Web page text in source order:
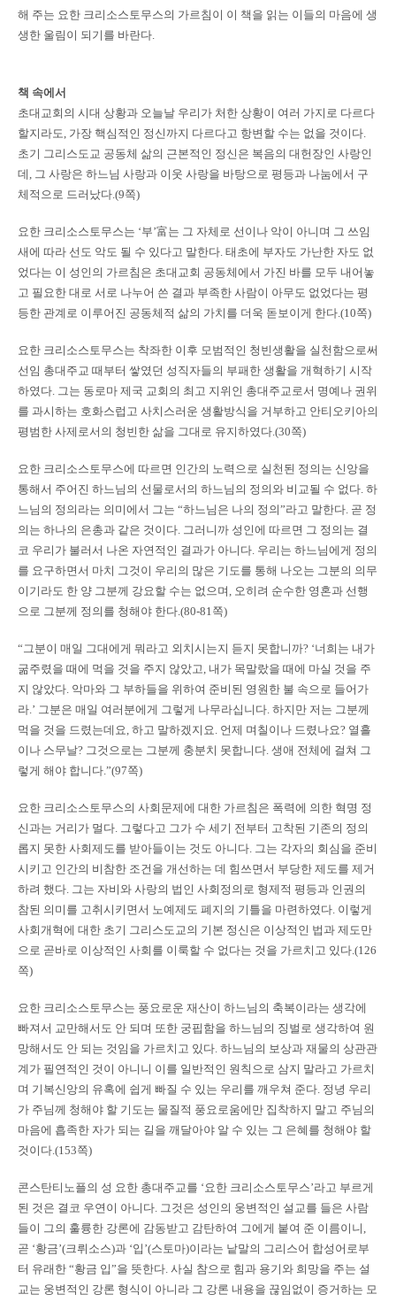
해 주는 요한 크리소스토무스의 가르침이 이 책을 읽는 이들의 마음에 생
생한 울림이 되기를 바란다.
책 속에서
초대교회의 시대 상황과 오늘날 우리가 처한 상황이 여러 가지로 다르다
할지라도, 가장 핵심적인 정신까지 다르다고 항변할 수는 없을 것이다.
초기 그리스도교 공동체 삶의 근본적인 정신은 복음의 대헌장인 사랑인
데, 그 사랑은 하느님 사랑과 이웃 사랑을 바탕으로 평등과 나눔에서 구
체적으로 드러났다.(9쪽)
요한 크리소스토무스는 ‘부’富는 그 자체로 선이나 악이 아니며 그 쓰임
새에 따라 선도 악도 될 수 있다고 말한다. 태초에 부자도 가난한 자도 없
었다는 이 성인의 가르침은 초대교회 공동체에서 가진 바를 모두 내어놓
고 필요한 대로 서로 나누어 쓴 결과 부족한 사람이 아무도 없었다는 평
등한 관계로 이루어진 공동체적 삶의 가치를 더욱 돋보이게 한다.(10쪽)
요한 크리소스토무스는 착좌한 이후 모범적인 청빈생활을 실천함으로써
선임 총대주교 때부터 쌓였던 성직자들의 부패한 생활을 개혁하기 시작
하였다. 그는 동로마 제국 교회의 최고 지위인 총대주교로서 명예나 권위
를 과시하는 호화스럽고 사치스러운 생활방식을 거부하고 안티오키아의
평범한 사제로서의 청빈한 삶을 그대로 유지하였다.(30쪽)
요한 크리소스토무스에 따르면 인간의 노력으로 실천된 정의는 신앙을
통해서 주어진 하느님의 선물로서의 하느님의 정의와 비교될 수 없다. 하
느님의 정의라는 의미에서 그는 “하느님은 나의 정의”라고 말한다. 곧 정
의는 하나의 은총과 같은 것이다. 그러니까 성인에 따르면 그 정의는 결
코 우리가 불러서 나온 자연적인 결과가 아니다. 우리는 하느님에게 정의
를 요구하면서 마치 그것이 우리의 많은 기도를 통해 나오는 그분의 의무
이기라도 한 양 그분께 강요할 수는 없으며, 오히려 순수한 영혼과 선행
으로 그분께 정의를 청해야 한다.(80-81쪽)
“그분이 매일 그대에게 뭐라고 외치시는지 듣지 못합니까? ‘너희는 내가
굶주렸을 때에 먹을 것을 주지 않았고, 내가 목말랐을 때에 마실 것을 주
지 않았다. 악마와 그 부하들을 위하여 준비된 영원한 불 속으로 들어가
라.’ 그분은 매일 여러분에게 그렇게 나무라십니다. 하지만 저는 그분께
먹을 것을 드렸는데요, 하고 말하겠지요. 언제 며칠이나 드렸나요? 열흘
이나 스무날? 그것으로는 그분께 충분치 못합니다. 생애 전체에 걸쳐 그
렇게 해야 합니다.”(97쪽)
요한 크리소스토무스의 사회문제에 대한 가르침은 폭력에 의한 혁명 정
신과는 거리가 멀다. 그렇다고 그가 수 세기 전부터 고착된 기존의 정의
롭지 못한 사회제도를 받아들이는 것도 아니다. 그는 각자의 회심을 준비
시키고 인간의 비참한 조건을 개선하는 데 힘쓰면서 부당한 제도를 제거
하려 했다. 그는 자비와 사랑의 법인 사회정의로 형제적 평등과 인권의
참된 의미를 고취시키면서 노예제도 폐지의 기틀을 마련하였다. 이렇게
사회개혁에 대한 초기 그리스도교의 기본 정신은 이상적인 법과 제도만
으로 곧바로 이상적인 사회를 이룩할 수 없다는 것을 가르치고 있다.(126
쪽)
요한 크리소스토무스는 풍요로운 재산이 하느님의 축복이라는 생각에
빠져서 교만해서도 안 되며 또한 궁핍함을 하느님의 징벌로 생각하여 원
망해서도 안 되는 것임을 가르치고 있다. 하느님의 보상과 재물의 상관관
계가 필연적인 것이 아니니 이를 일반적인 원칙으로 삼지 말라고 가르치
며 기복신앙의 유혹에 쉽게 빠질 수 있는 우리를 깨우쳐 준다. 정녕 우리
가 주님께 청해야 할 기도는 물질적 풍요로움에만 집착하지 말고 주님의
마음에 흡족한 자가 되는 길을 깨달아야 알 수 있는 그 은혜를 청해야 할
것이다.(153쪽)
콘스탄티노플의 성 요한 총대주교를 ‘요한 크리소스토무스’라고 부르게
된 것은 결코 우연이 아니다. 그것은 성인의 웅변적인 설교를 들은 사람
들이 그의 훌륭한 강론에 감동받고 감탄하여 그에게 붙여 준 이름이니,
곧 ‘황금’(크뤼소스)과 ‘입’(스토마)이라는 낱말의 그리스어 합성어로부
터 유래한 “황금 입”을 뜻한다. 사실 참으로 힘과 용기와 희망을 주는 설
교는 웅변적인 강론 형식이 아니라 그 강론 내용을 끊임없이 증거하는 모